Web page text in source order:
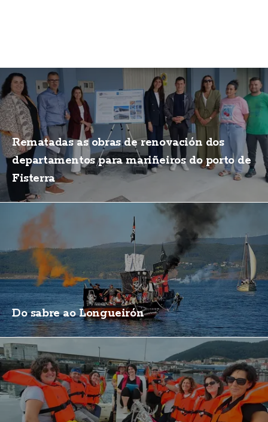
Rematadas as obras de renovación dos
departamentos para mariñeiros do porto de
Fisterra
Do sabre ao Longueirón